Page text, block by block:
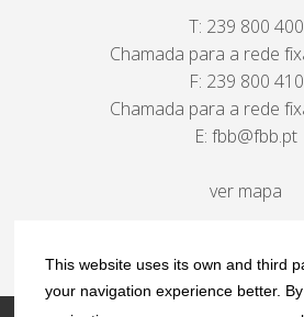
This website uses its own and third
your navigation experience better.
T: 239 800 400
Chamada para a rede
F: 239 800 410
Chamada para a rede
E: fbb@fbb.pt
ver mapa